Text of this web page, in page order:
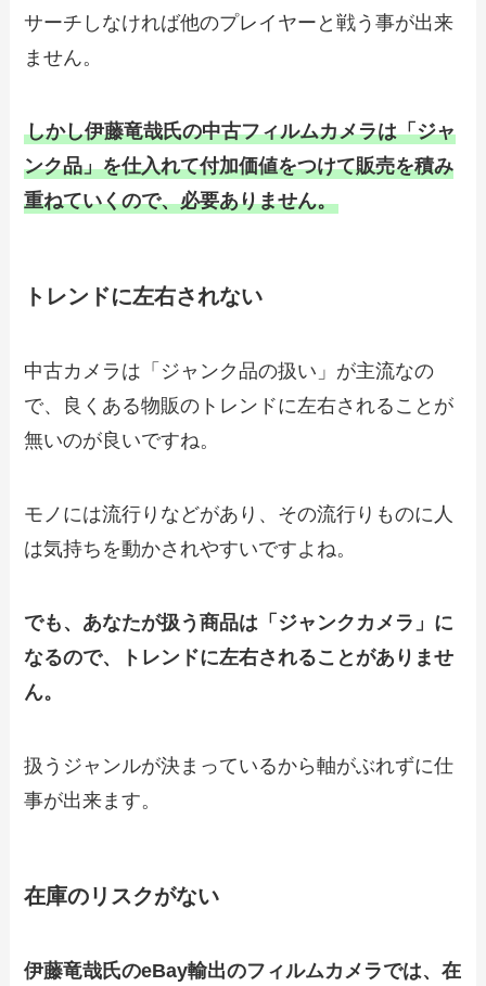
サーチしなければ他のプレイヤーと戦う事が出来
ません。
しかし伊藤竜哉氏の中古フィルムカメラは「ジャ
ンク品」を仕入れて付加価値をつけて販売を積み
重ねていくので、必要ありません。
トレンドに左右されない
中古カメラは「ジャンク品の扱い」が主流なの
で、良くある物販のトレンドに左右されることが
無いのが良いですね。
モノには流行りなどがあり、その流行りものに人
は気持ちを動かされやすいですよね。
でも、あなたが扱う商品は「ジャンクカメラ」に
なるので、トレンドに左右されることがありませ
ん。
扱うジャンルが決まっているから軸がぶれずに仕
事が出来ます。
在庫のリスクがない
伊藤竜哉氏のeBay輸出のフィルムカメラでは、在